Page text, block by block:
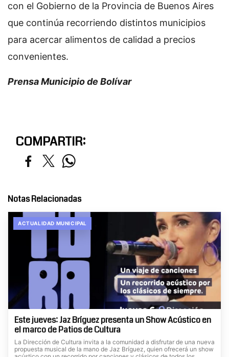
con el Gobierno de la Provincia de Buenos Aires
que continúa recorriendo distintos municipios
para acercar alimentos de calidad a precios
convenientes.
Prensa Municipio de Bolívar
COMPARTIR:
Notas Relacionadas
ACTUALIDAD MUNICIPAL
Este jueves: Jaz Bríguez presenta un Show Acústico en
el marco de Patios de Cultura
La Dirección de Cultura invita a la comunidad a disfrutar de una nueva
propuesta musical de la mano de Jaz Bríguez, quien ofrecerá un show